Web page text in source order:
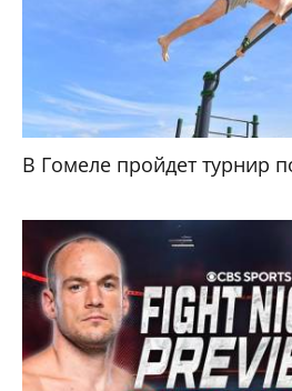
В Гомеле пройдет турнир